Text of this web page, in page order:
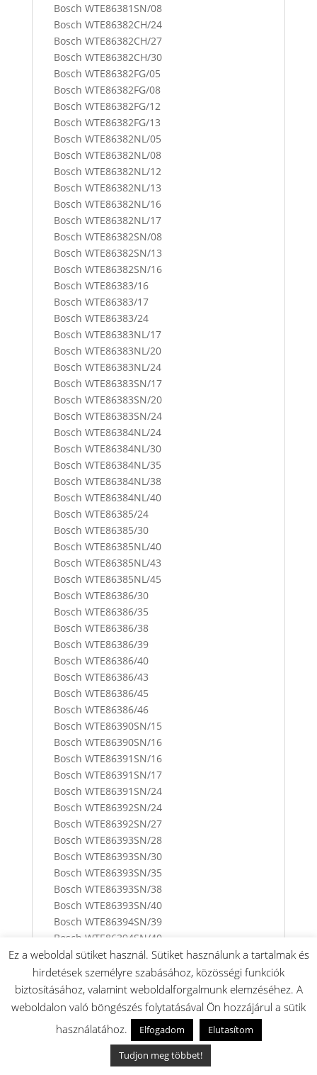
Bosch WTE86381SN/08
Bosch WTE86382CH/24
Bosch WTE86382CH/27
Bosch WTE86382CH/30
Bosch WTE86382FG/05
Bosch WTE86382FG/08
Bosch WTE86382FG/12
Bosch WTE86382FG/13
Bosch WTE86382NL/05
Bosch WTE86382NL/08
Bosch WTE86382NL/12
Bosch WTE86382NL/13
Bosch WTE86382NL/16
Bosch WTE86382NL/17
Bosch WTE86382SN/08
Bosch WTE86382SN/13
Bosch WTE86382SN/16
Bosch WTE86383/16
Bosch WTE86383/17
Bosch WTE86383/24
Bosch WTE86383NL/17
Bosch WTE86383NL/20
Bosch WTE86383NL/24
Bosch WTE86383SN/17
Bosch WTE86383SN/20
Bosch WTE86383SN/24
Bosch WTE86384NL/24
Bosch WTE86384NL/30
Bosch WTE86384NL/35
Bosch WTE86384NL/38
Bosch WTE86384NL/40
Bosch WTE86385/24
Bosch WTE86385/30
Bosch WTE86385NL/40
Bosch WTE86385NL/43
Bosch WTE86385NL/45
Bosch WTE86386/30
Bosch WTE86386/35
Bosch WTE86386/38
Bosch WTE86386/39
Bosch WTE86386/40
Bosch WTE86386/43
Bosch WTE86386/45
Bosch WTE86386/46
Bosch WTE86390SN/15
Bosch WTE86390SN/16
Bosch WTE86391SN/16
Bosch WTE86391SN/17
Bosch WTE86391SN/24
Bosch WTE86392SN/24
Bosch WTE86392SN/27
Bosch WTE86393SN/28
Bosch WTE86393SN/30
Bosch WTE86393SN/35
Bosch WTE86393SN/38
Bosch WTE86393SN/40
Bosch WTE86394SN/39
Bosch WTE86394SN/40
Bosch WTE86394SN/43
Bosch WTE86394SN/45
Bosch WTE863B0NL/01
Bosch WTE863B0NL/02
Bosch WTE863B0NL/03
Bosch WTE863B0NL/05
Bosch WTE863B1GB/28
Bosch WTE863B1GB/30
Ez a weboldal sütiket használ. Sütiket használunk a tartalmak és
hirdetések személyre szabásához, közösségi funkciók
biztosításához, valamint weboldalforgalmunk elemzéséhez. A
weboldalon való böngészés folytatásával Ön hozzájárul a sütik
használatához.
Elfogadom
Elutasítom
Tudjon meg többet!